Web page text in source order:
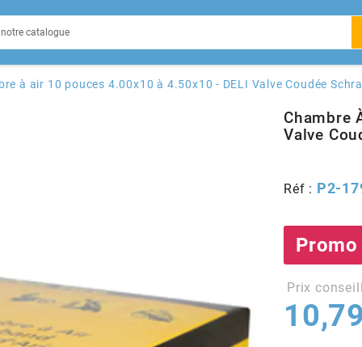
à air 10 pouces 4.00x10 à 4.50x10 - DELI Valve Coudée
Chambre
Valve
Réf : P2-
Promo
Prix